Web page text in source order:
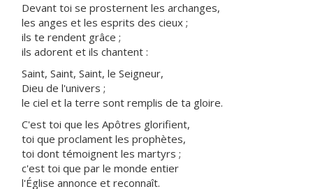
Devant toi se prosternent les archanges,
les anges et les esprits des cieux ;
ils te rendent grâce ;
ils adorent et ils chantent :
Saint, Saint, Saint, le Seigneur,
Dieu de l'univers ;
le ciel et la terre sont remplis de ta gloire.
C'est toi que les Apôtres glorifient,
toi que proclament les prophètes,
toi dont témoignent les martyrs ;
c'est toi que par le monde entier
l'Église annonce et reconnaît.